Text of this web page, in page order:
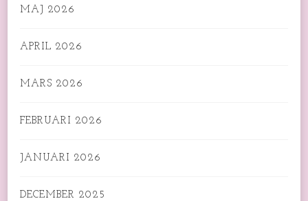
MAJ 2026
APRIL 2026
MARS 2026
FEBRUARI 2026
JANUARI 2026
DECEMBER 2025